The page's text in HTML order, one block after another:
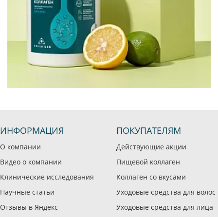
ИНФОРМАЦИЯ
О компании
Видео о компании
Клинические исследования
Научные статьи
Отзывы в Яндекс
ПОКУПАТЕЛЯМ
Действующие акции
Пищевой коллаген
Коллаген со вкусами
Уходовые средства для волос
Уходовые средства для лица